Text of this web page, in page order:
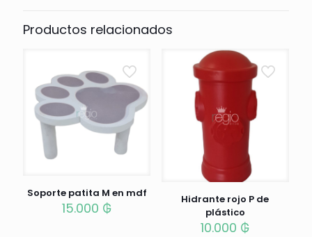
Productos relacionados
Soporte patita M en mdf
15.000 ₲
Hidrante rojo P de
plástico
10.000 ₲